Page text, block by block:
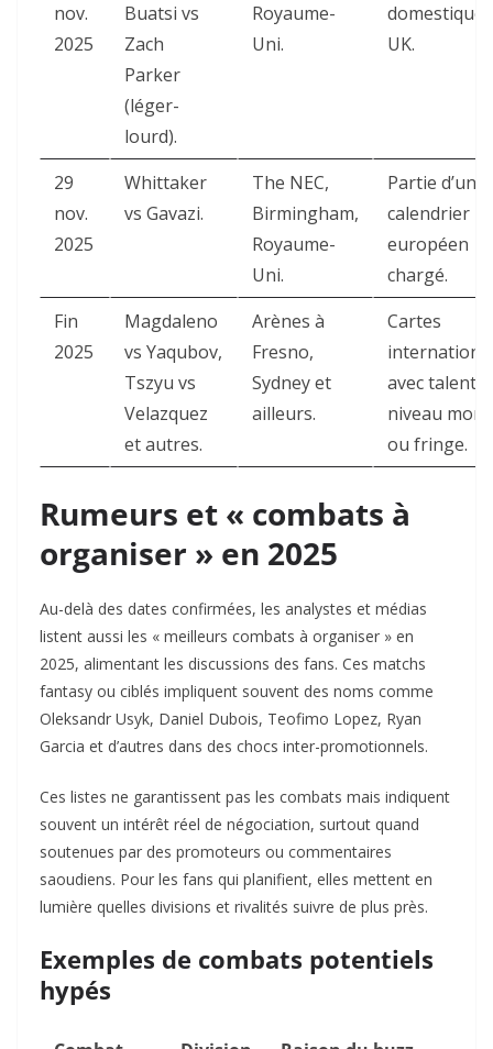
nov.
2025
Buatsi vs
Zach
Parker
(léger-
lourd).
Royaume-
Uni.
domestique
UK.
29
nov.
2025
Whittaker
vs Gavazi.
The NEC,
Birmingham,
Royaume-
Uni.
Partie d’un
calendrier
européen
chargé.
Fin
2025
Magdaleno
vs Yaqubov,
Tszyu vs
Velazquez
et autres.
Arènes à
Fresno,
Sydney et
ailleurs.
Cartes
avec talents
niveau
ou fringe.
Rumeurs et « combats à
organiser » en 2025
Au-delà des dates confirmées, les analystes et médias
listent aussi les « meilleurs combats à organiser » en
2025, alimentant les discussions des fans. Ces matchs
fantasy ou ciblés impliquent souvent des noms comme
Oleksandr Usyk, Daniel Dubois, Teofimo Lopez, Ryan
Garcia et d’autres dans des chocs inter-promotionnels.
Ces listes ne garantissent pas les combats mais indiquent
souvent un intérêt réel de négociation, surtout quand
soutenues par des promoteurs ou commentaires
saoudiens. Pour les fans qui planifient, elles mettent en
lumière quelles divisions et rivalités suivre de plus près.
Exemples de combats potentiels
hypés